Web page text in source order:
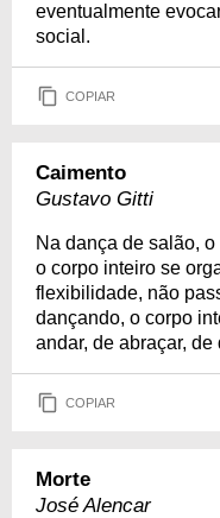
eventualmente
social.
COPIAR
Caimento
Gustavo Gitti
Na dança de salão,
o corpo inteiro se
flexibilidade, não
dançando, o corpo
andar, de abraçar,
COPIAR
Morte
José Alencar